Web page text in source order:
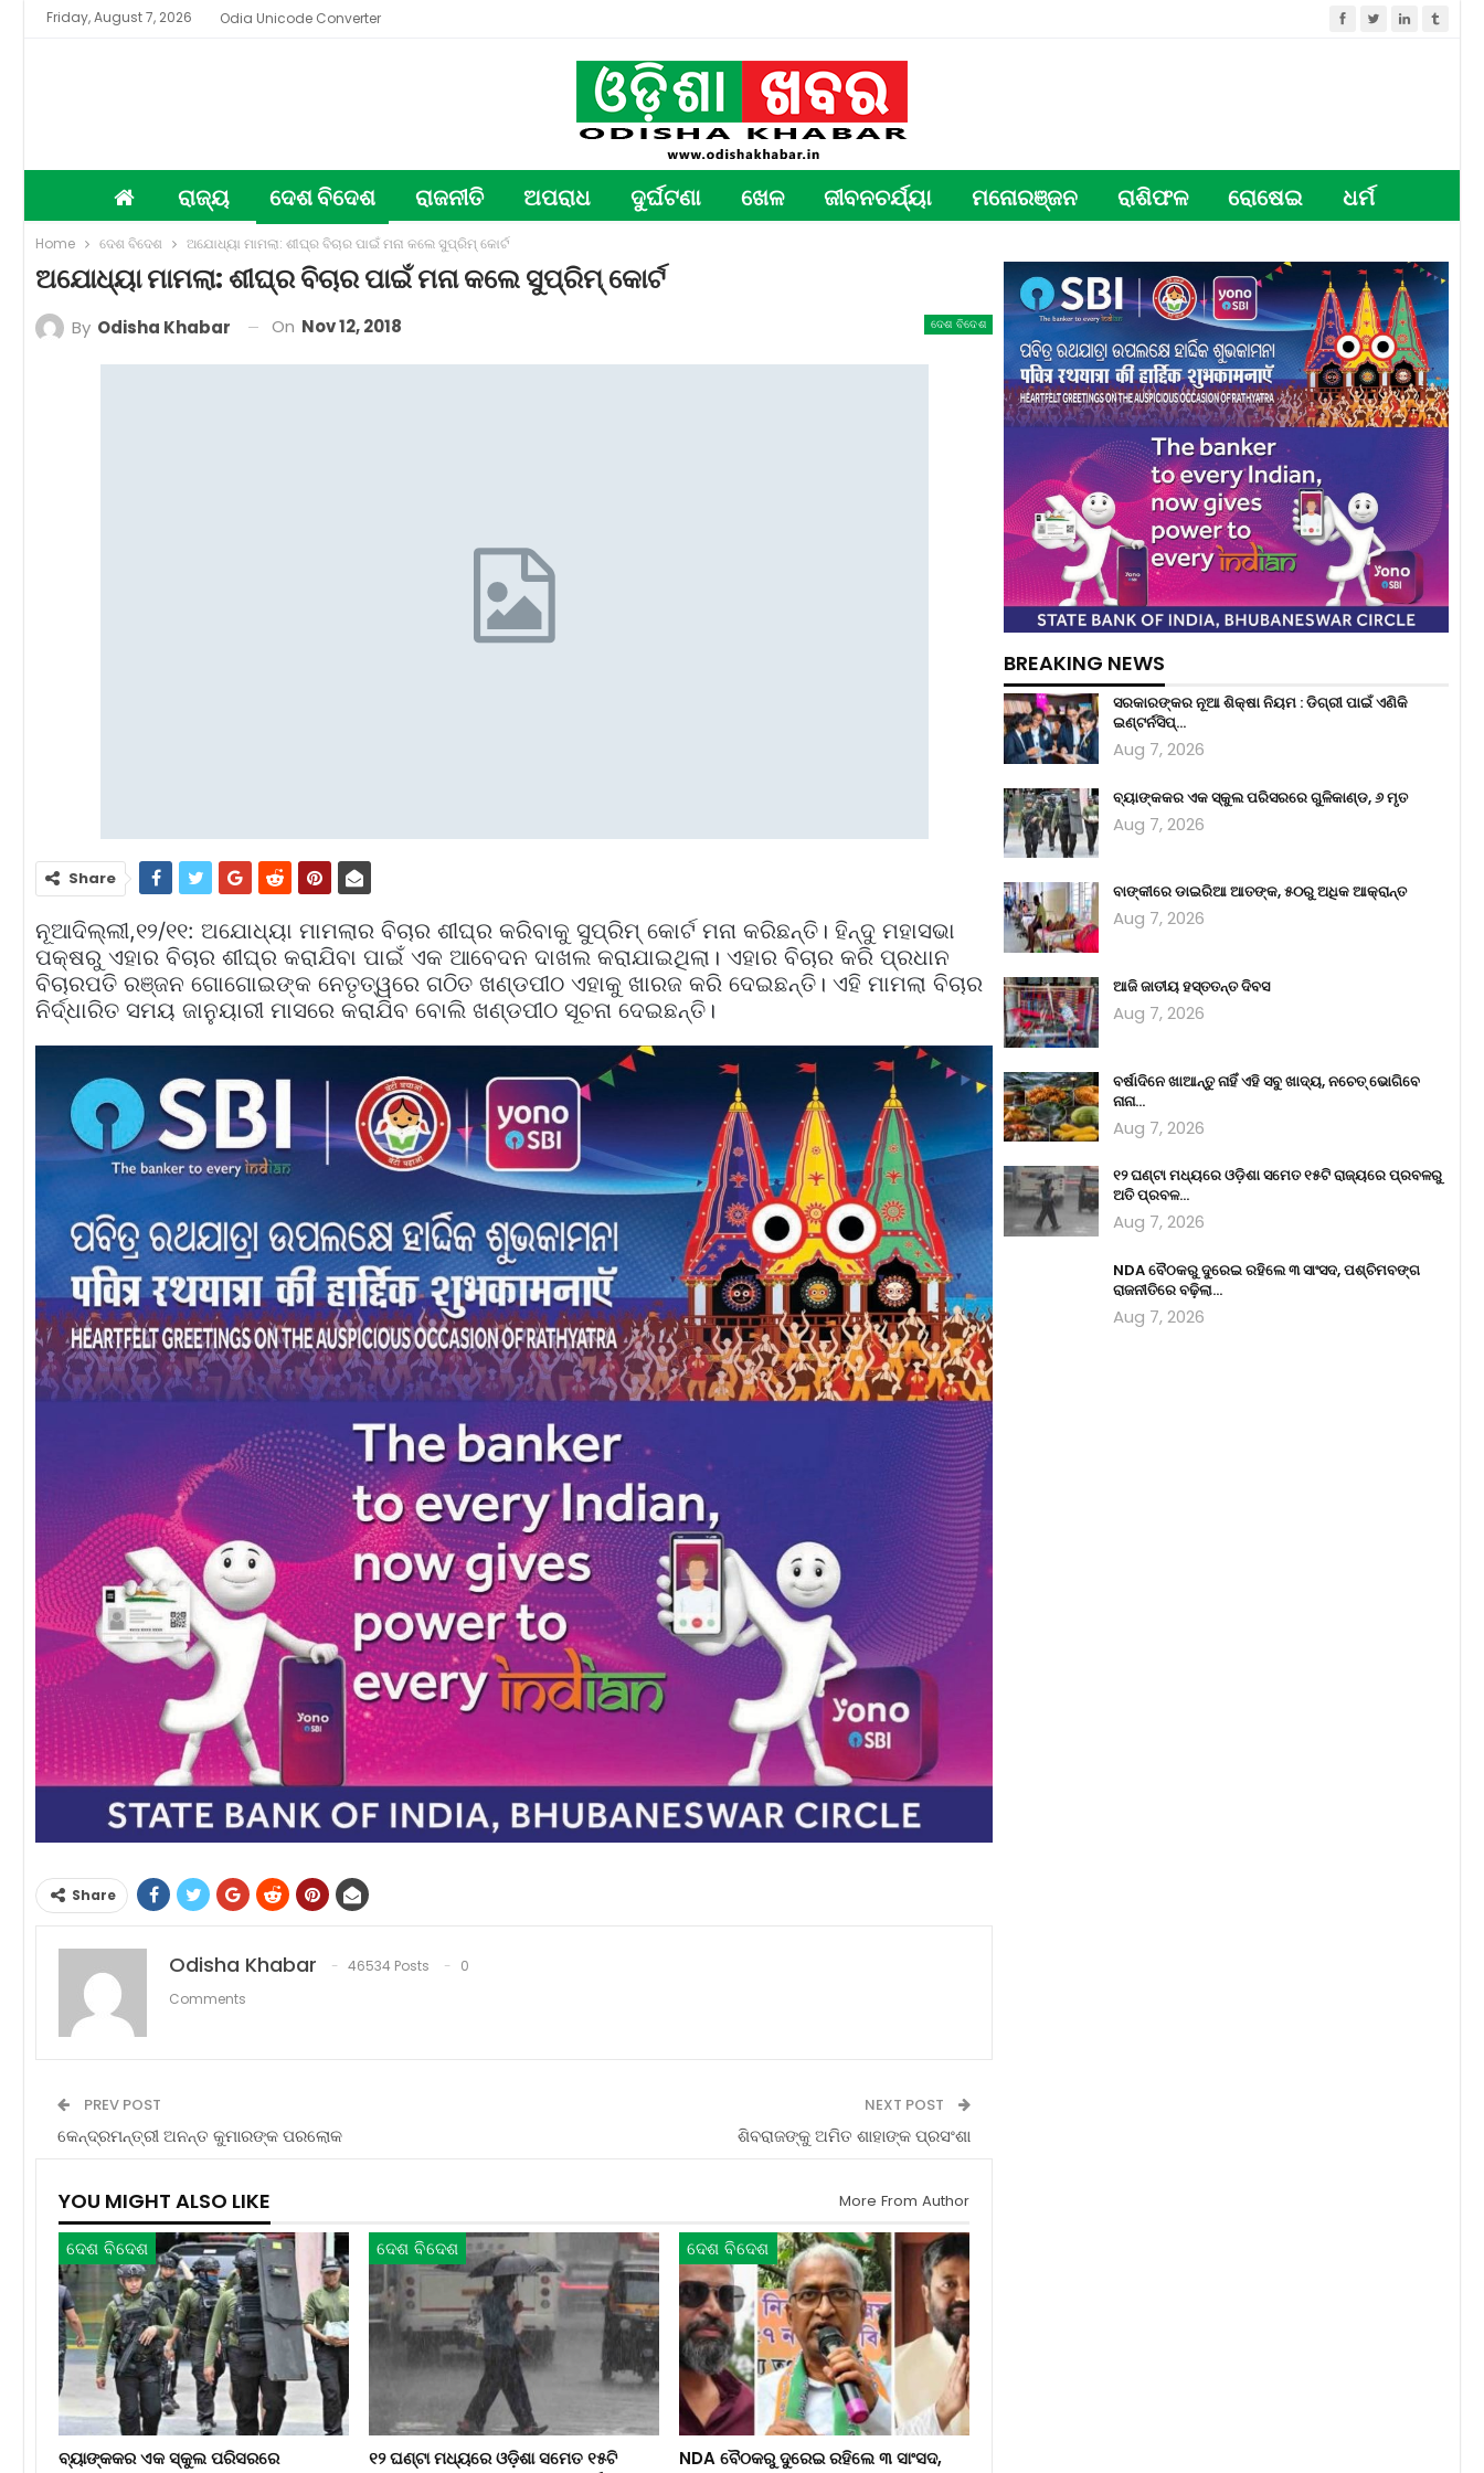
Friday, August 7, 2026 Odia Unicode Converter
ରାଜ୍ୟ ଦେଶ ବିଦେଶ ରାଜନୀତି ଅପରାଧ ଦୁର୍ଘଟଣା ଖେଳ ଜୀବନଚର୍ଯ୍ୟା ମନୋରଞ୍ଜନ ରାଶିଫଳ ରୋଷେଇ ଧର୍ମ
Home ଦେଶ ବିଦେଶ ଅଯୋଧ୍ୟା ମାମଲା: ଶୀଘ୍ର ବିଚାର ପାଇଁ ମନା କଲେ ସୁପ୍ରିମ୍‌ କୋର୍ଟ
ଅଯୋଧ୍ୟା ମାମଲା: ଶୀଘ୍ର ବିଚାର ପାଇଁ ମନା କଲେ ସୁପ୍ରିମ୍‌ କୋର୍ଟ
ଦେଶ ବିଦେଶ
By Odisha Khabar On Nov 12, 2018
Share
ନୂଆଦିଲ୍ଲୀ,୧୨/୧୧: ଅଯୋଧ୍ୟା ମାମଲାର ବିଚାର ଶୀଘ୍ର କରିବାକୁ ସୁପ୍ରିମ୍‌ କୋର୍ଟ ମନା କରିଛନ୍ତି। ହିନ୍ଦୁ ମହାସଭା
ପକ୍ଷରୁ ଏହାର ବିଚାର ଶୀଘ୍ର କରାଯିବା ପାଇଁ ଏକ ଆବେଦନ ଦାଖଲ କରାଯାଇଥିଲା। ଏହାର ବିଚାର କରି ପ୍ରଧାନ
ବିଚାରପତି ରଞ୍ଜନ ଗୋଗୋଇଙ୍କ ନେତୃତ୍ୱରେ ଗଠିତ ଖଣ୍ଡପୀଠ ଏହାକୁ ଖାରଜ କରି ଦେଇଛନ୍ତି। ଏହି ମାମଲା ବିଚାର
ନିର୍ଦ୍ଧାରିତ ସମୟ ଜାନୁୟାରୀ ମାସରେ କରାଯିବ ବୋଲି ଖଣ୍ଡପୀଠ ସୂଚନା ଦେଇଛନ୍ତି।
Share
Odisha Khabar 46534 Posts
0
Comments
PREV POST
କେନ୍ଦ୍ରମନ୍ତ୍ରୀ ଅନନ୍ତ କୁମାରଙ୍କ ପରଲୋକ
NEXT POST
ଶିବରାଜଙ୍କୁ ଅମିତ ଶାହାଙ୍କ ପ୍ରସଂଶା
YOU MIGHT ALSO LIKE More From Author
ଦେଶ ବିଦେଶ
ବ୍ୟାଙ୍କକର ଏକ ସ୍କୁଲ ପରିସରରେ
ଦେଶ ବିଦେଶ
୧୨ ଘଣ୍ଟା ମଧ୍ୟରେ ଓଡ଼ିଶା ସମେତ ୧୫ଟି
ଦେଶ ବିଦେଶ
NDA ବୈଠକରୁ ଦୁରେଇ ରହିଲେ ୩ ସାଂସଦ,
BREAKING NEWS
ସରକାରଙ୍କର ନୂଆ ଶିକ୍ଷା ନିୟମ : ଡିଗ୍ରୀ ପାଇଁ ଏଣିକି
ଇଣ୍ଟର୍ନସିପ୍…
Aug 7, 2026
ବ୍ୟାଙ୍କକର ଏକ ସ୍କୁଲ ପରିସରରେ ଗୁଳିକାଣ୍ଡ, ୬ ମୃତ
Aug 7, 2026
ବାଙ୍କୀରେ ଡାଇରିଆ ଆତଙ୍କ, ୫୦ରୁ ଅଧିକ ଆକ୍ରାନ୍ତ
Aug 7, 2026
ଆଜି ଜାତୀୟ ହସ୍ତତନ୍ତ ଦିବସ
Aug 7, 2026
ବର୍ଷାଦିନେ ଖାଆନ୍ତୁ ନାହିଁ ଏହି ସବୁ ଖାଦ୍ୟ, ନଚେତ୍ ଭୋଗିବେ
ନାନା…
Aug 7, 2026
୧୨ ଘଣ୍ଟା ମଧ୍ୟରେ ଓଡ଼ିଶା ସମେତ ୧୫ଟି ରାଜ୍ୟରେ ପ୍ରବଳରୁ
ଅତି ପ୍ରବଳ…
Aug 7, 2026
NDA ବୈଠକରୁ ଦୁରେଇ ରହିଲେ ୩ ସାଂସଦ, ପଶ୍ଚିମବଙ୍ଗ
ରାଜନୀତିରେ ବଢ଼ିଲା…
Aug 7, 2026